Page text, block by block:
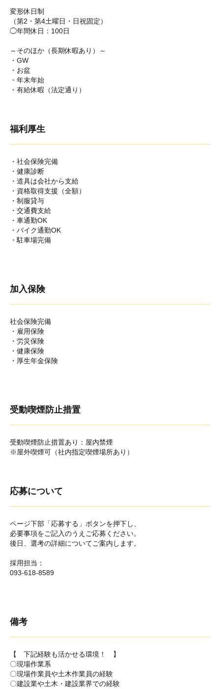
変形休日制
（第2・第4土曜日・日祝固定）
◯年間休日：100日
～そのほか（長期休暇あり）～
・GW
・お盆
・年末年始
・有給休暇（法定通り）
福利厚生
・社会保険完備
・健康診断
・道具は会社から支給
・資格取得支援（全額）
・制服貸与
・交通費支給
・車通勤OK
・バイク通勤OK
・駐車場完備
加入保険
社会保険完備
・雇用保険
・労災保険
・健康保険
・厚生年金保険
受動喫煙防止措置
受動喫煙防止措置あり：屋内禁煙
※屋外喫煙可（社内指定喫煙場所あり）
応募について
ページ下部「応募する」ボタンを押下し、
必要事項をご記入のうえご応募ください。
後日、選考の詳細についてご案内します。
採用担当：
093-618-8589
備考
【 下記経験も活かせる環境！ 】
〇現場作業系
〇現場作業員や土木作業員の経験
〇建設業や土木・建設業界での経験